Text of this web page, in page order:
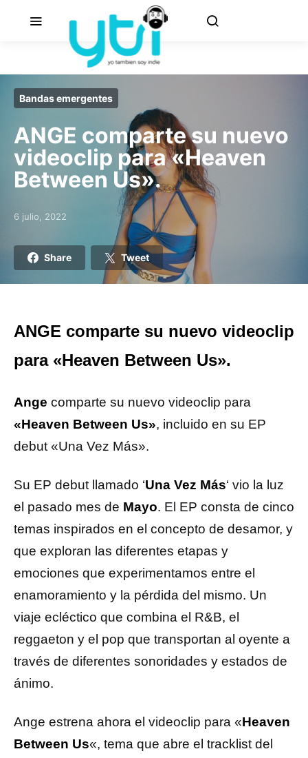
Bandas emergentes
ANGE comparte su nuevo
videoclip para «Heaven
Between Us».
Posted on
6 julio, 2022
Share Tweet
ANGE comparte su nuevo videoclip
para «Heaven Between Us».
Ange comparte su nuevo videoclip para
«Heaven Between Us», incluido en su EP
debut «Una Vez Más».
Su EP debut llamado ‘Una Vez Más‘ vio la luz
el pasado mes de Mayo. El EP consta de cinco
temas inspirados en el concepto de desamor, y
que exploran las diferentes etapas y
emociones que experimentamos entre el
enamoramiento y la pérdida del mismo. Un
viaje ecléctico que combina el R&B, el
reggaeton y el pop que transportan al oyente a
través de diferentes sonoridades y estados de
ánimo.
Ange estrena ahora el videoclip para «Heaven
Between Us«, tema que abre el tracklist del